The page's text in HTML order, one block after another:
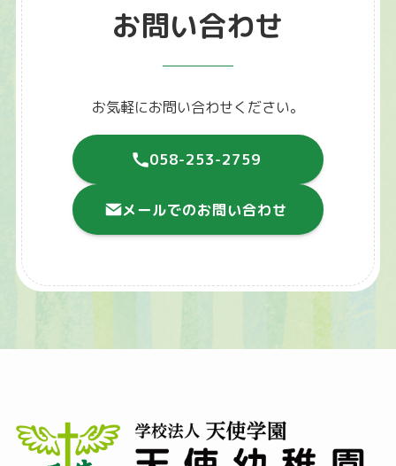
お問い合わせ
お気軽にお問い合わせください。
058-253-2759
メールでのお問い合わせ